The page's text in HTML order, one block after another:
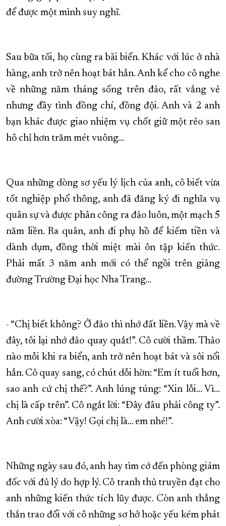
để được một mình suy nghĩ.
Sau bữa tối, họ cùng ra bãi biển. Khác với lúc ở nhà
hàng, anh trở nên hoạt bát hẳn. Anh kể cho cô nghe
về những năm tháng sống trên đảo, rất vắng vẻ
nhưng đầy tình đồng chí, đồng đội. Anh và 2 anh
bạn khác được giao nhiệm vụ chốt giữ một rẻo san
hô chỉ hơn trăm mét vuông…
Qua những dòng sơ yếu lý lịch của anh, cô biết vừa
tốt nghiệp phổ thông, anh đã đăng ký đi nghĩa vụ
quân sự và được phân công ra đảo luôn, một mạch 5
năm liền. Ra quân, anh đi phụ hồ để kiếm tiền và
dành dụm, đồng thời miệt mài ôn tập kiến thức.
Phải mất 3 năm anh mới có thể ngồi trên giảng
đường Trường Đại học Nha Trang…
- “Chị biết không? Ở đảo thì nhớ đất liền. Vậy mà về
đây, tôi lại nhớ đảo quay quắt!”. Cô cười thầm. Thảo
nào mỗi khi ra biển, anh trở nên hoạt bát và sôi nổi
hẳn. Cô quay sang, có chút dỗi hờn: “Em ít tuổi hơn,
sao anh cứ chị thế?”. Anh lúng túng: “Xin lỗi… Vì…
chị là cấp trên”. Cô ngắt lời: “Đây đâu phải công ty”.
Anh cười xòa: “Vậy! Gọi chị là… em nhé!”.
Những ngày sau đó, anh hay tìm cớ đến phòng giám
đốc với đủ lý do hợp lý. Cô tranh thủ truyền đạt cho
anh những kiến thức tích lũy được. Còn anh thẳng
thắn trao đổi với cô những sơ hở hoặc yếu kém phát